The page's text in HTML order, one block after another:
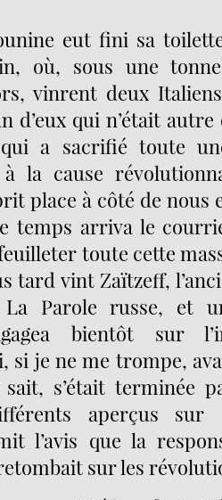
eut fini sa
où, sous une
vinrent deux
d’eux qui n’était
a sacrifié toute
à la cause
place à côté de nous
temps arriva le
toute cette
tard vint Zaïtzeff,
Parole russe, et
bientôt sur
si je ne me trompe,
s’était terminée
aperçus sur
l’avis que la
sur les